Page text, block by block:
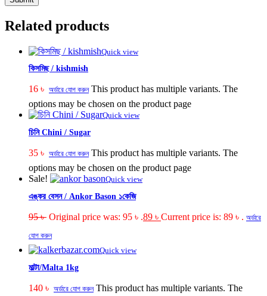
Related products
Quick view
কিসমিছ / kishmish
16 ৳ অর্ডারে যোগ করুন This product has multiple variants. The
options may be chosen on the product page
Quick view
চিনি Chini / Sugar
35 ৳ অর্ডারে যোগ করুন This product has multiple variants. The
options may be chosen on the product page
Sale!
Quick view
এঙ্কর বেসন / Ankor Bason ১কেজি
95৳ Original price was: 95 ৳ .89 ৳ Current price is: 89 ৳ . অর্ডারে
যোগ করুন
Quick view
মাল্টা/Malta 1kg
140 ৳ অর্ডারে যোগ করুন This product has multiple variants. The